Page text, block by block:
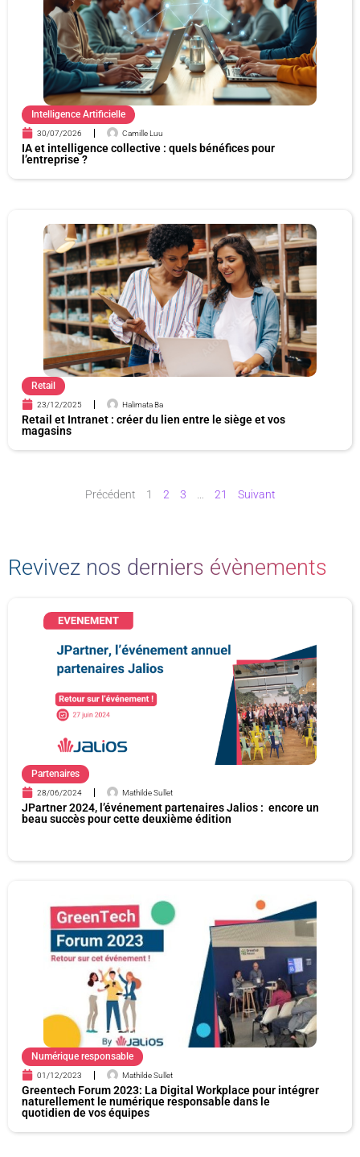
Intelligence Artificielle
30/07/2026 Camille Luu
IA et intelligence collective : quels bénéfices pour
l’entreprise ?
Retail
23/12/2025 Halimata Ba
Retail et Intranet : créer du lien entre le siège et vos
magasins
Précédent 1 2 3 21 Suivant
Revivez nos derniers évènements
Partenaires
28/06/2024 Mathilde Sullet
JPartner 2024, l’événement partenaires Jalios : encore un
beau succès pour cette deuxième édition
Numérique responsable
01/12/2023 Mathilde Sullet
Greentech Forum 2023: La Digital Workplace pour intégrer
naturellement le numérique responsable dans le
quotidien de vos équipes
e
g